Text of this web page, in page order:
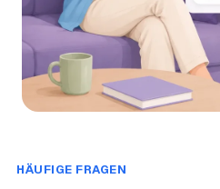
HÄUFIGE FRAGEN